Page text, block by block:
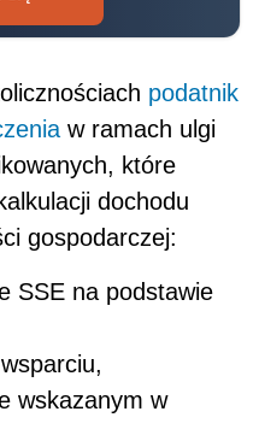
podatnik
w ramach ulgi
które
dochodu
gospodarczej:
SSE na podstawie
wskazanym w